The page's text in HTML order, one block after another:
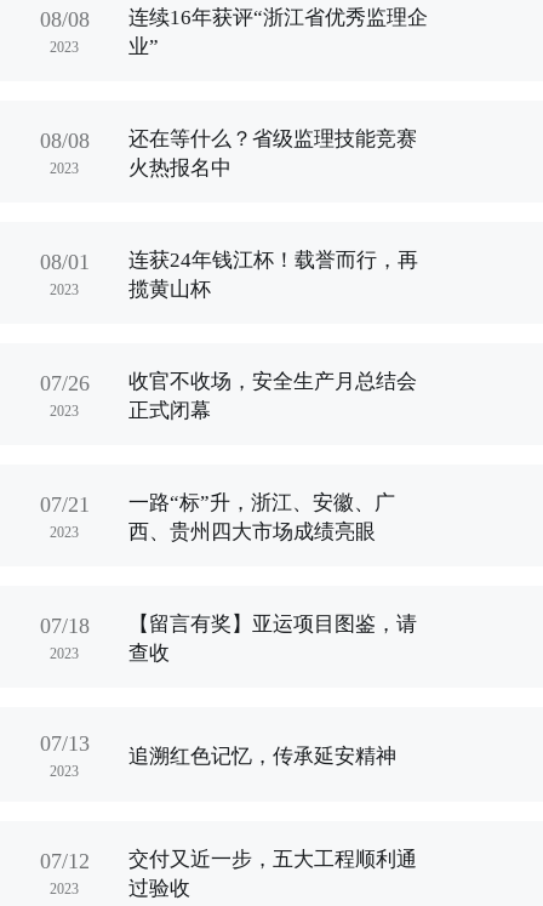
08/08
2023
连续16年获评“浙江省优秀监理企
业”
08/08
2023
还在等什么？省级监理技能竞赛
火热报名中
08/01
2023
连获24年钱江杯！载誉而行，再
揽黄山杯
07/26
2023
收官不收场，安全生产月总结会
正式闭幕
07/21
2023
一路“标”升，浙江、安徽、广
西、贵州四大市场成绩亮眼
07/18
2023
【留言有奖】亚运项目图鉴，请
查收
07/13
2023
追溯红色记忆，传承延安精神
07/12
2023
交付又近一步，五大工程顺利通
过验收